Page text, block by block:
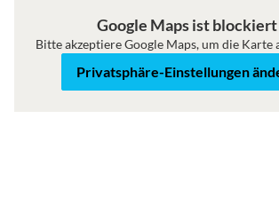
Roadmap Satellit
Google Maps ist blockiert
Bitte akzeptiere Google Maps, um die Karte
Privatsphäre-Einstellungen